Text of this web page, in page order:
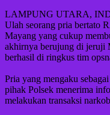
LAMPUNG UTARA,
Ulah seorang pria bertato
Mayang yang cukup
akhirnya berujung di jeruji
berhasil di ringkus tim
Pria yang mengaku
pihak Polsek menerima
melakukan transaksi